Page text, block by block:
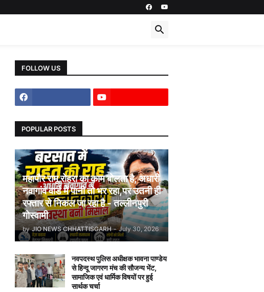
FOLLOW US
POPULAR POSTS
महापौर रामू रोहरा का काम बोलता है, अधारी
नवागांव वार्ड में पानी तो भर रहा,पर उतनी ही
रफ्तार से निकल जा रहा है - तल्लीनपुरी
गोस्वामी
by JIO NEWS CHHATTISGARH - July 30, 2026
नवपदस्थ पुलिस अधीक्षक भावना पाण्डेय
से हिन्दू जागरण मंच की सौजन्य भेंट,
सामाजिक एवं धार्मिक विषयों पर हुई
सार्थक चर्चा